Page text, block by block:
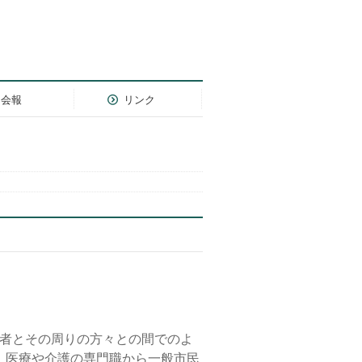
会報 リンク
とその周りの方々との間でのよ
療や介護の専門職から一般市民